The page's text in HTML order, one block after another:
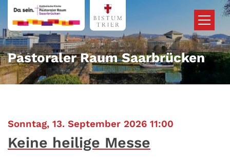
Zum Inhalt springen
Pastoraler Raum Saarbrücken
Sonntag, 13. September 2026 11:00
Keine heilige Messe